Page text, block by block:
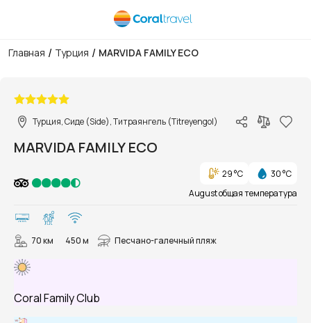
Главная / Турция / MARVIDA FAMILY ECO
Турция, Сиде (Side), Титраянгель (Titreyengol)
MARVIDA FAMILY ECO
29 °C
30 °C
August общая температура
70 км 450 м Песчано-галечный пляж
Coral Family Club